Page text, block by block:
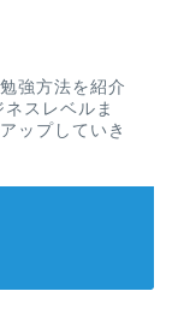
強方法を紹介
スレベルま
ップしていき